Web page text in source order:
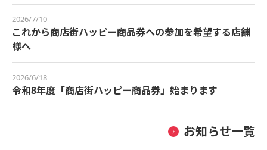
2026/7/10
これから商店街ハッピー商品券への参加を希望する店舗
様へ
2026/6/18
令和8年度「商店街ハッピー商品券」始まります
お知らせ一覧